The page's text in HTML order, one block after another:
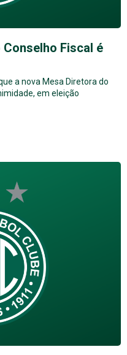
Fiscal é
a nova Mesa Diretora do
em eleição